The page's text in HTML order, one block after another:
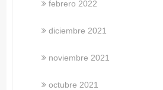
febrero 2022
diciembre 2021
noviembre 2021
octubre 2021